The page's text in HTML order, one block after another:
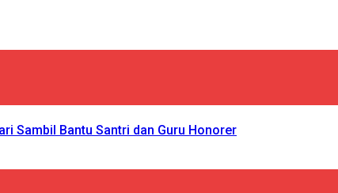
Sambil Bantu Santri dan Guru Honorer